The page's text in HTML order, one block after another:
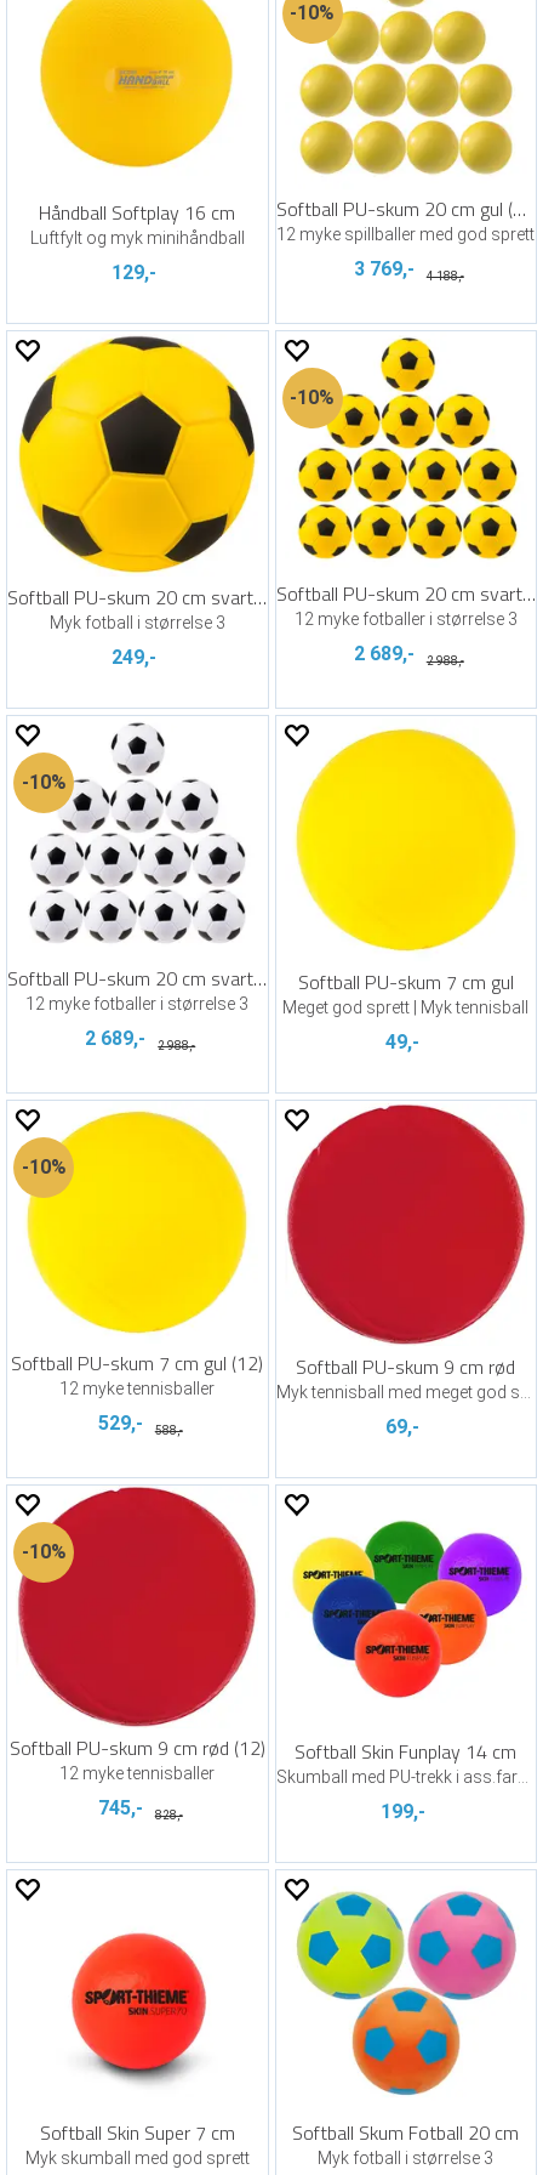
Håndball Softplay 16 cm
Luftfylt og myk minihåndball
129,-
10%
Softball PU-skum 20 cm gul (12)
12 myke spillballer med god sprett
3 769,- 4 188,-
Softball PU-skum 20 cm svart/gul
Myk fotball i størrelse 3
249,-
10%
Softball PU-skum 20 cm svart/gul (12)
12 myke fotballer i størrelse 3
2 689,- 2 988,-
10%
Softball PU-skum 20 cm svart/hvit (12)
12 myke fotballer i størrelse 3
2 689,- 2 988,-
Softball PU-skum 7 cm gul
Meget god sprett | Myk tennisball
49,-
10%
Softball PU-skum 7 cm gul (12)
12 myke tennisballer
529,- 588,-
Softball PU-skum 9 cm rød
69,-
10%
Softball PU-skum 9 cm rød (12)
12 myke tennisballer
745,- 828,-
Softball Skin Funplay 14 cm
Skumball med PU-trekk i ass.farger
199,-
Softball Skin Super 7 cm
Myk skumball med god sprett
Softball Skum Fotball 20 cm
Myk fotball i størrelse 3